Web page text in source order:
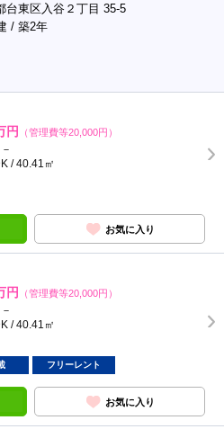
台東区入谷２丁目 35-5
/ 築2年
円 （管理費等20,000円）
/ 40.41㎡
お気に入り
円 （管理費等20,000円）
/ 40.41㎡
フリーレント
お気に入り